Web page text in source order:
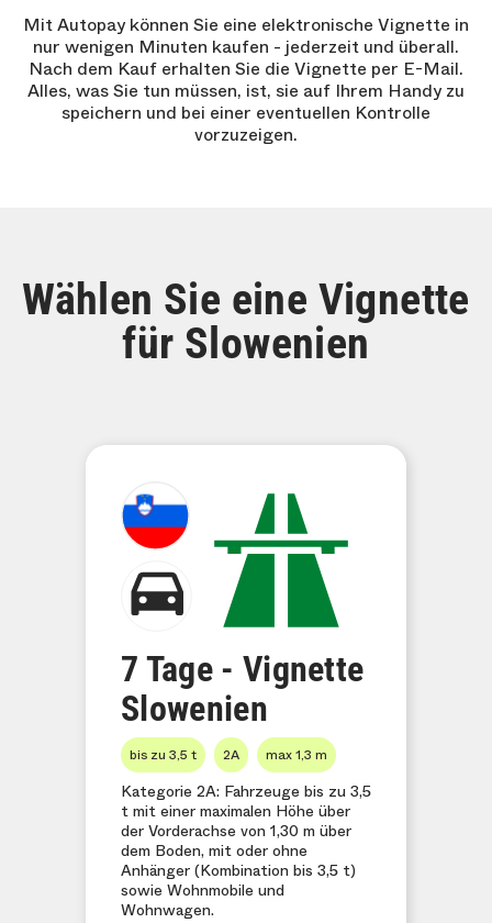
Mit Autopay können Sie eine elektronische Vignette in
nur wenigen Minuten kaufen - jederzeit und überall.
Nach dem Kauf erhalten Sie die Vignette per E-Mail.
Alles, was Sie tun müssen, ist, sie auf Ihrem Handy zu
speichern und bei einer eventuellen Kontrolle
vorzuzeigen.
Wählen Sie eine Vignette
für Slowenien
7 Tage - Vignette
Slowenien
bis zu 3,5 t 2A max 1,3 m
Kategorie 2A: Fahrzeuge bis zu 3,5
t mit einer maximalen Höhe über
der Vorderachse von 1,30 m über
dem Boden, mit oder ohne
Anhänger (Kombination bis 3,5 t)
sowie Wohnmobile und
Wohnwagen.